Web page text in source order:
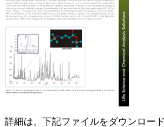
詳細は、下記ファイルをダウンロー